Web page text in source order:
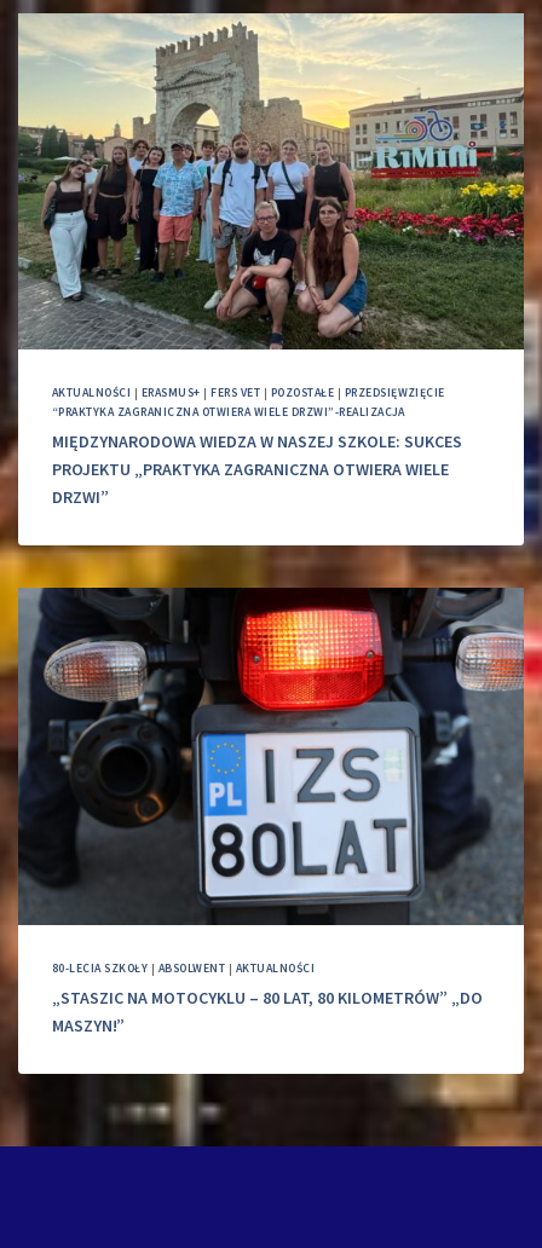
AKTUALNOŚCI | ERASMUS+ |FERS VET | POZOSTAŁE | PRZEDSIĘWZIĘCIE
“PRAKTYKA ZAGRANICZNA OTWIERA WIELE DRZWI”-REALIZACJA
MIĘDZYNARODOWA WIEDZA W NASZEJ SZKOLE: SUKCES
PROJEKTU „PRAKTYKA ZAGRANICZNA OTWIERA WIELE
DRZWI”
80-LECIA SZKOŁY | ABSOLWENT | AKTUALNOŚCI
„STASZIC NA MOTOCYKLU – 80 LAT, 80 KILOMETRÓW” „DO
MASZYN!”